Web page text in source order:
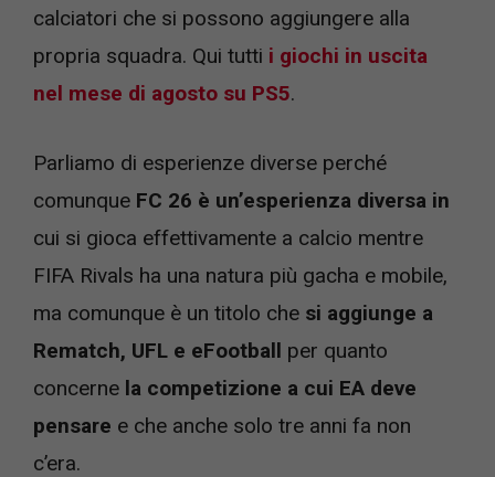
calciatori che si possono aggiungere alla
propria squadra. Qui tutti i giochi in uscita
nel mese di agosto su PS5.
Parliamo di esperienze diverse perché
comunque FC 26 è un’esperienza diversa in
cui si gioca effettivamente a calcio mentre
FIFA Rivals ha una natura più gacha e mobile,
ma comunque è un titolo che si aggiunge a
Rematch, UFL e eFootball per quanto
concerne la competizione a cui EA deve
pensare e che anche solo tre anni fa non
c’era.